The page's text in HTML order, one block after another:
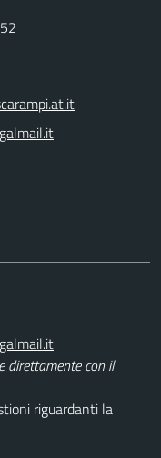
direttamente con il
riguardanti la